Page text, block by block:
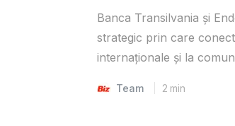
Banca Transilvania și
strategic prin care
internaționale și la
Team 2 min